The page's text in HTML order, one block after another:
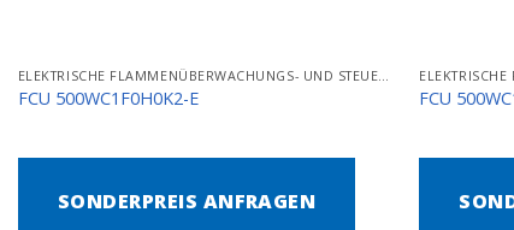
FCU 500WC1F0H0K2-E
SONDERPREIS ANFRAGEN
FCU